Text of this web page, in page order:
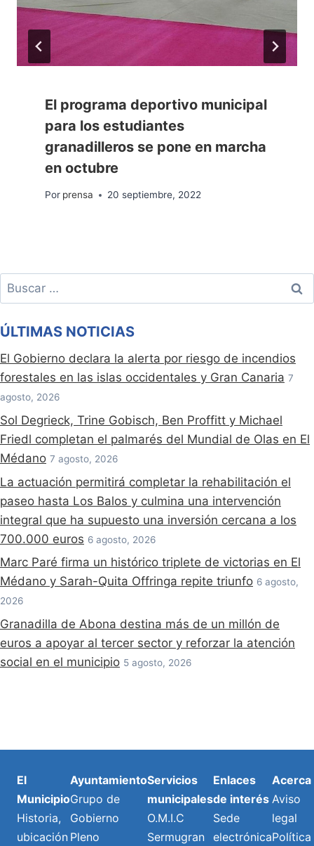
El programa deportivo municipal
para los estudiantes
granadilleros se pone en marcha
en octubre
Por prensa 20 septiembre, 2022
Buscar:
ÚLTIMAS NOTICIAS
El Gobierno declara la alerta por riesgo de incendios
forestales en las islas occidentales y Gran Canaria 7
agosto, 2026
Sol Degrieck, Trine Gobisch, Ben Proffitt y Michael
Friedl completan el palmarés del Mundial de Olas en El
Médano 7 agosto, 2026
La actuación permitirá completar la rehabilitación el
paseo hasta Los Balos y culmina una intervención
integral que ha supuesto una inversión cercana a los
700.000 euros 6 agosto, 2026
Marc Paré firma un histórico triplete de victorias en El
Médano y Sarah-Quita Offringa repite triunfo 6 agosto,
2026
Granadilla de Abona destina más de un millón de
euros a apoyar al tercer sector y reforzar la atención
social en el municipio 5 agosto, 2026
El
Municipio
Historia,
ubicación
Ayuntamiento
Grupo de
Gobierno
Pleno
Servicios
municipales
O.M.I.C
Sermugran
Enlaces
de interés
Sede
electrónica
Acerca
Aviso
legal
Política